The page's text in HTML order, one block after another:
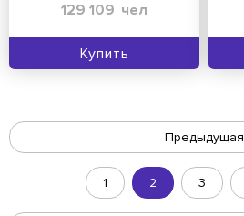
129 109 чел
Купить
Предыдущая
1 2 3